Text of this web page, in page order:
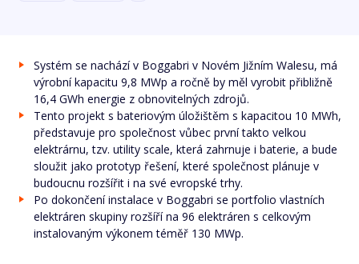
Systém se nachází v Boggabri v Novém Jižním Walesu, má
výrobní kapacitu 9,8 MWp a ročně by měl vyrobit přibližně
16,4 GWh energie z obnovitelných zdrojů.
Tento projekt s bateriovým úložištěm s kapacitou 10 MWh,
představuje pro společnost vůbec první takto velkou
elektrárnu, tzv. utility scale, která zahrnuje i baterie, a bude
sloužit jako prototyp řešení, které společnost plánuje v
budoucnu rozšířit i na své evropské trhy.
Po dokončení instalace v Boggabri se portfolio vlastních
elektráren skupiny rozšíří na 96 elektráren s celkovým
instalovaným výkonem téměř 130 MWp.